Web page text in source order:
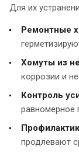
Для их
Ремонтные
Хомуты из
коррозии и
Контроль
равномерное
продлевают